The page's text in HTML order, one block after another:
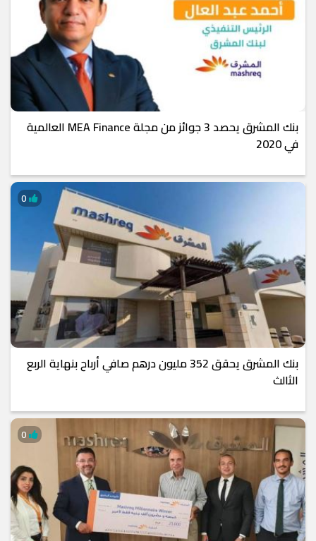
بنك المشرق يحصد 3 جوائز من مجلة MEA Finance العالمية
في 2020
بنك المشرق يحقق 352 مليون درهم صافي أرباح بنهاية الربع
الثالث